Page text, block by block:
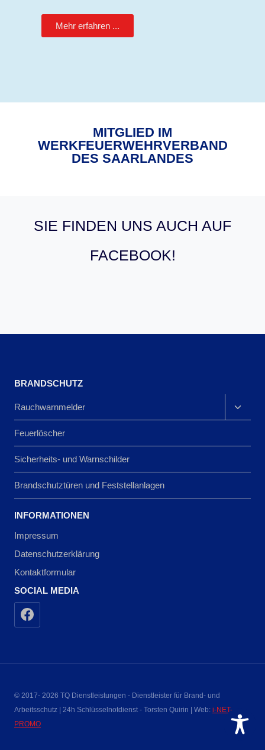
Mehr erfahren ...
MITGLIED IM
WERKFEUERWEHRVERBAND
DES SAARLANDES
SIE FINDEN UNS AUCH AUF
FACEBOOK!
BRANDSCHUTZ
Rauchwarnmelder
Feuerlöscher
Sicherheits- und Warnschilder
Brandschutztüren und Feststellanlagen
INFORMATIONEN
Impressum
Datenschutzerklärung
Kontaktformular
SOCIAL MEDIA
© 2017- 2026 TQ Dienstleistungen - Dienstleister für Brand- und
Arbeitsschutz | 24h Schlüsselnotdienst - Torsten Quirin | Web: i-NET-
PROMO